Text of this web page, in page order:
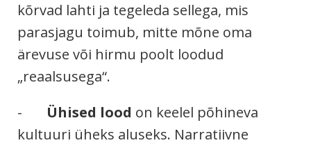
kõrvad lahti ja tegeleda sellega, mis
parasjagu toimub, mitte mõne oma
ärevuse või hirmu poolt loodud
„reaalsusega“.
- Ühised lood on keelel põhineva
kultuuri üheks aluseks. Narratiivne